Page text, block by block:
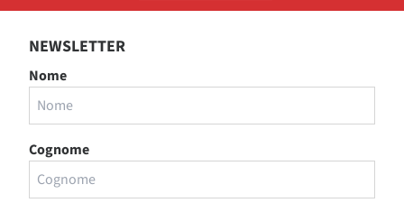
NEWSLETTER
Nome
Cognome